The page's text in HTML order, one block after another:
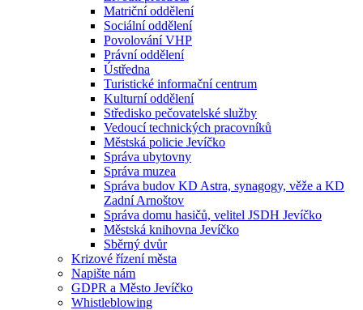
Matriční oddělení
Sociální oddělení
Povolování VHP
Právní oddělení
Ústředna
Turistické informační centrum
Kulturní oddělení
Středisko pečovatelské služby
Vedoucí technických pracovníků
Městská policie Jevíčko
Správa ubytovny
Správa muzea
Správa budov KD Astra, synagogy, věže a KD
Zadní Arnoštov
Správa domu hasičů, velitel JSDH Jevíčko
Městská knihovna Jevíčko
Sběrný dvůr
Krizové řízení města
Napište nám
GDPR a Město Jevíčko
Whistleblowing